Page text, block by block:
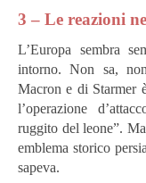
3 – Le reazioni
L’Europa sembra
intorno. Non sa,
Macron e di Starmer
l’operazione
ruggito del leone”.
emblema storico
sapeva.